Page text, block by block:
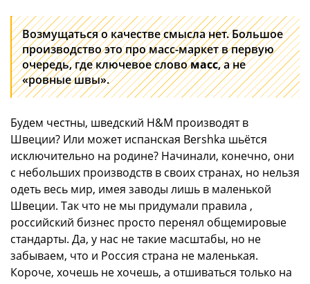
Возмущаться о качестве смысла нет. Большое
производство это про масс-маркет в первую
очередь, где ключевое словомасс, а не
«ровные швы».
Будем честны, шведский H&M производят в
Швеции? Или может испанская Bershka шьётся
исключительно на родине? Начинали, конечно, они
с небольших производств в своих странах, но нельзя
одеть весь мир, имея заводы лишь в маленькой
Швеции. Так что не мы придумали правила ,
российский бизнес просто перенял общемировые
стандарты. Да, у нас не такие масштабы, но не
забываем, что и Россия страна не маленькая.
Короче, хочешь не хочешь, а отшиваться только на